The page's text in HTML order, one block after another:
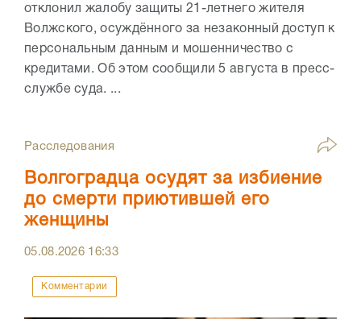
отклонил жалобу защиты 21-летнего жителя
Волжского, осуждённого за незаконный доступ к
персональным данным и мошенничество с
кредитами. Об этом сообщили 5 августа в пресс-
службе суда. ...
Расследования
Волгоградца осудят за избиение
до смерти приютившей его
женщины
05.08.2026 16:33
Комментарии